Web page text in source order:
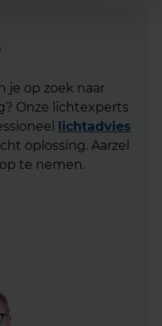
je op zoek naar
Onze lichtexperts
lichtadvies
oplossing. Aarzel
te nemen.